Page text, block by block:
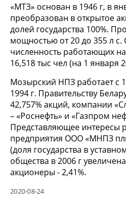
«МТЗ» основан в 1946 г, в
преобразован в открытое
долей государства 100%.
мощностью от 20 до 355 л с.
численность работающих
16,518 тыс чел (на 1 января
Мозырский НПЗ работает с
1994 г. Правительству
42,757% акций, компании
– «Роснефть» и «Газпром
Представляющее интересы
предприятия ООО «МНПЗ
(доля государства в
общества в 2006 г
акционеры - 2,41%.
2020-08-24